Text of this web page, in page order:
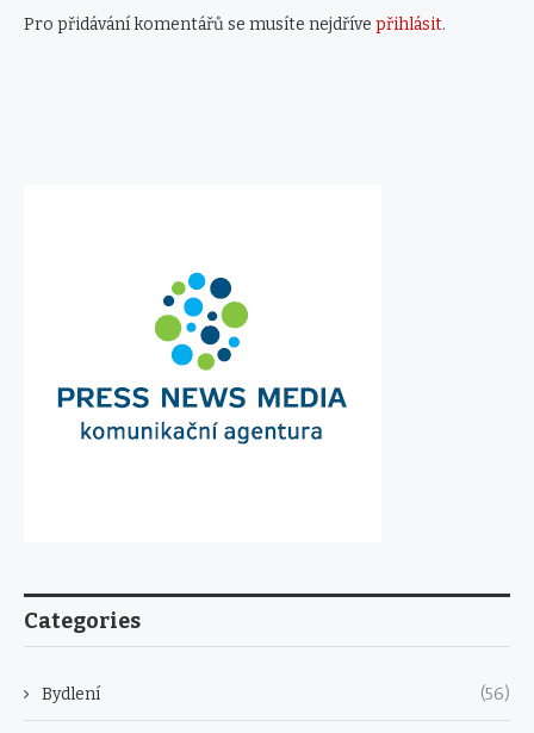
Pro přidávání komentářů se musíte nejdříve přihlásit.
Categories
Bydlení (56)